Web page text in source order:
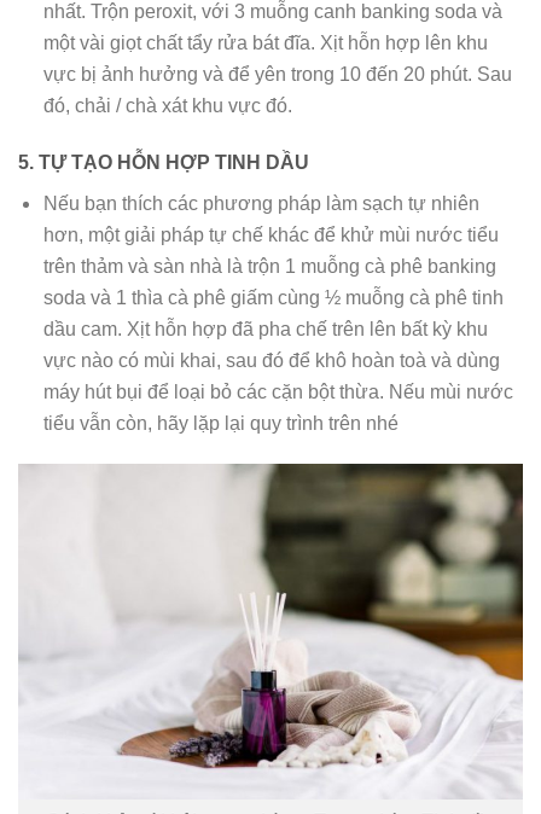
nhất. Trộn peroxit, với 3 muỗng canh banking soda và
một vài giọt chất tẩy rửa bát đĩa. Xịt hỗn hợp lên khu
vực bị ảnh hưởng và để yên trong 10 đến 20 phút. Sau
đó, chải / chà xát khu vực đó.
5. TỰ TẠO HỖN HỢP TINH DẦU
Nếu bạn thích các phương pháp làm sạch tự nhiên
hơn, một giải pháp tự chế khác để khử mùi nước tiểu
trên thảm và sàn nhà là trộn 1 muỗng cà phê banking
soda và 1 thìa cà phê giấm cùng ½ muỗng cà phê tinh
dầu cam. Xịt hỗn hợp đã pha chế trên lên bất kỳ khu
vực nào có mùi khai, sau đó để khô hoàn toà và dùng
máy hút bụi để loại bỏ các cặn bột thừa. Nếu mùi nước
tiểu vẫn còn, hãy lặp lại quy trình trên nhé